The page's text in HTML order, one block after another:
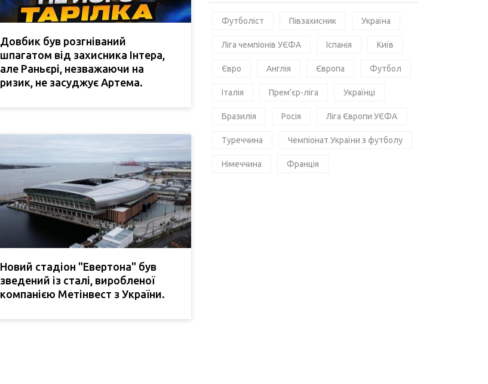
Довбик був розгніваний
шпагатом від захисника Інтера,
але Раньєрі, незважаючи на
ризик, не засуджує Артема.
Новий стадіон "Евертона" був
зведений із сталі, виробленої
компанією Метінвест з України.
Футболіст Півзахисник Україна
Ліга чемпіонів УЄФА Іспанія Київ
Євро Англія Європа Футбол
Італія Прем'єр-ліга Українці
Бразилія Росія Ліга Європи УЄФА
Туреччина Чемпіонат України з футболу
Німеччина Франція